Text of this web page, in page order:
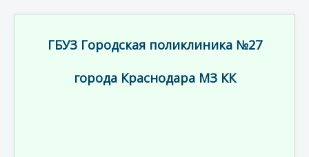
ГБУЗ Городская поликлиника №27
города Краснодара МЗ КК